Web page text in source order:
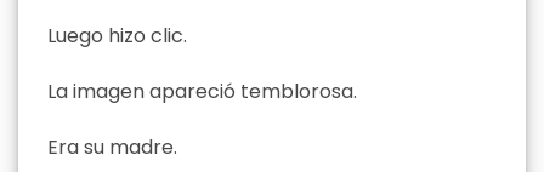
Luego hizo clic.
La imagen apareció temblorosa.
Era su madre.